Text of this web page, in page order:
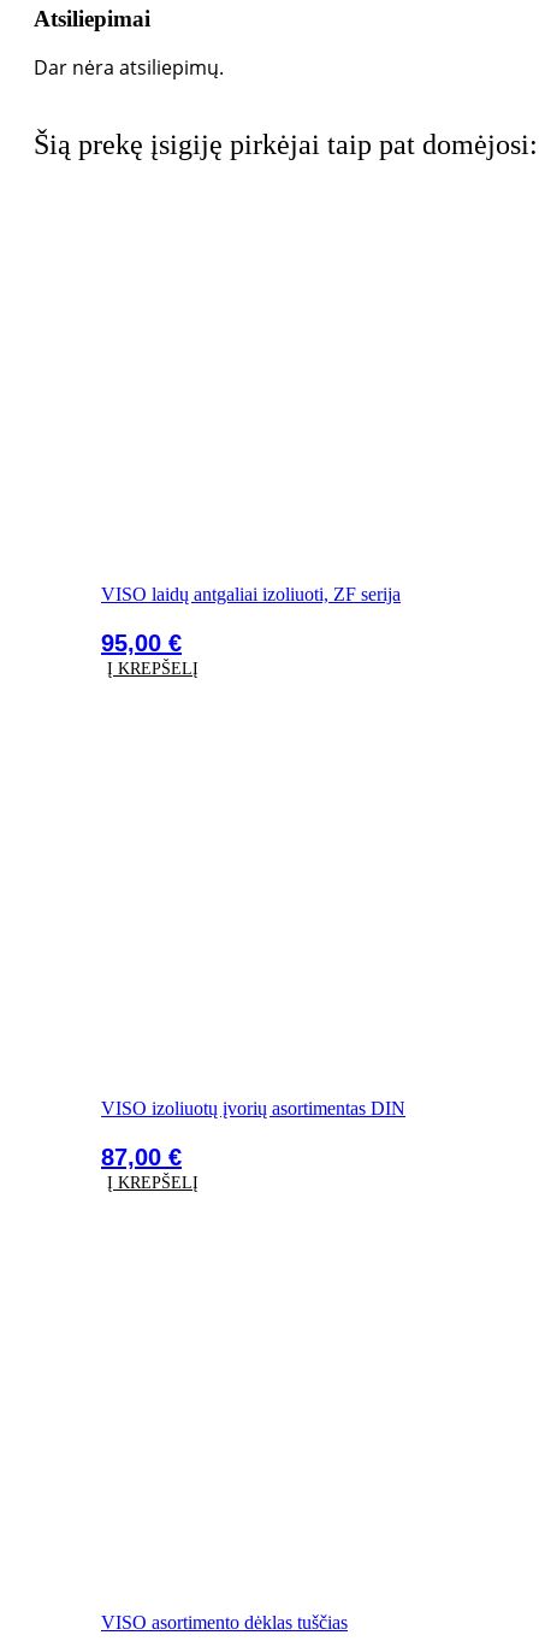
Atsiliepimai
Dar nėra atsiliepimų.
Šią prekę įsigiję pirkėjai taip pat domėjosi:
VISO laidų antgaliai izoliuoti, ZF serija
95,00 €
Į KREPŠELĮ
VISO izoliuotų įvorių asortimentas DIN
87,00 €
Į KREPŠELĮ
VISO asortimento dėklas tuščias